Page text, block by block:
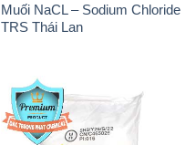
Muối NaCL – Sodium Chloride
TRS Thái Lan